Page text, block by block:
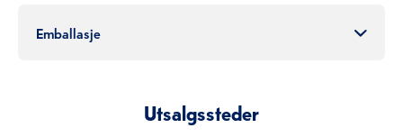
Emballasje
Utsalgssteder